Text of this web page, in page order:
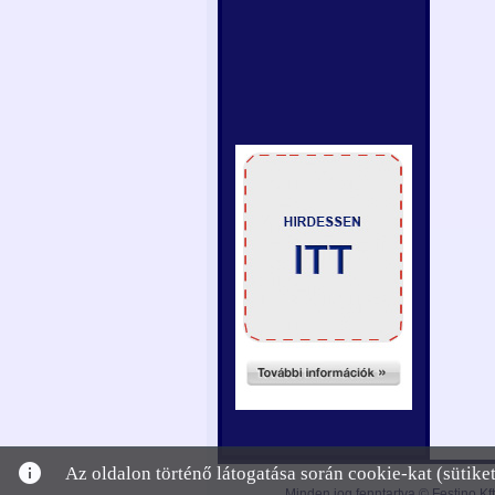
info
Az oldalon történő látogatása során cookie-kat